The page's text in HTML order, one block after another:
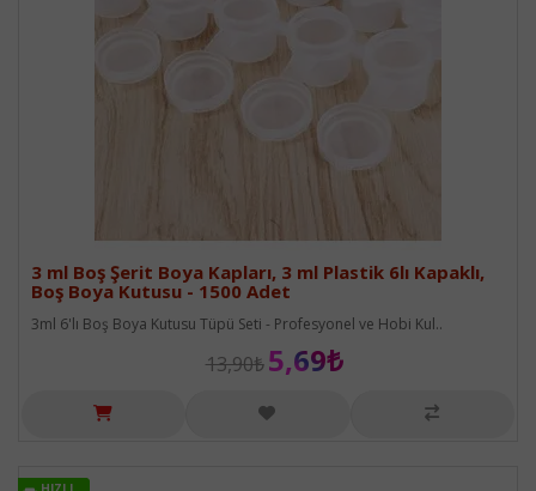
3 ml Boş Şerit Boya Kapları, 3 ml Plastik 6lı Kapaklı,
Boş Boya Kutusu - 1500 Adet
3ml 6'lı Boş Boya Kutusu Tüpü Seti - Profesyonel ve Hobi Kul..
13,90₺ 5,69₺